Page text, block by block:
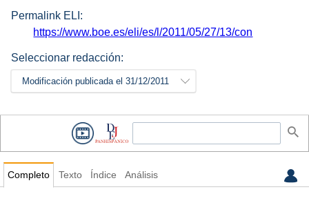
Permalink ELI:
https://www.boe.es/eli/es/l/2011/05/27/13/con
Seleccionar redacción:
Modificación publicada el 31/12/2011
Completo Texto Índice Análisis